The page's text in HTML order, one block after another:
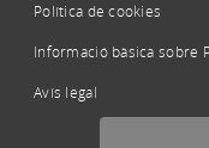
Política de cookies
Informació bàsica sobre
Avís legal